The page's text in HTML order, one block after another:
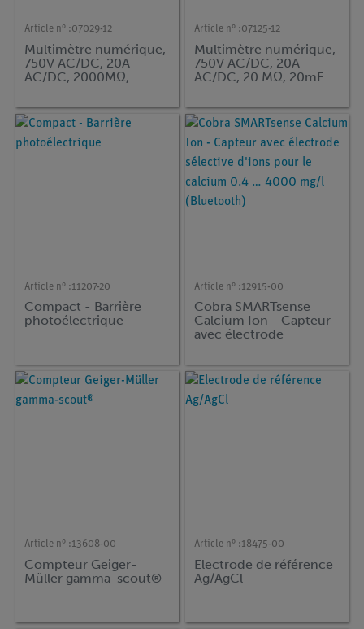
Article n° :07029-12
Multimètre numérique,
750V AC/DC, 20A
AC/DC, 2000MΩ,
-20...1000°C
Article n° :07125-12
Multimètre numérique,
750V AC/DC, 20A
AC/DC, 20 MΩ, 20mF
Article n° :11207-20
Compact - Barrière
photoélectrique
Article n° :12915-00
Cobra SMARTsense
Calcium Ion - Capteur
avec électrode
calcium 0.4 … 4000
mg/l (Bluetooth)
Article n° :13608-00
Compteur Geiger-
Müller gamma-scout®
Article n° :18475-00
Electrode de référence
Ag/AgCl